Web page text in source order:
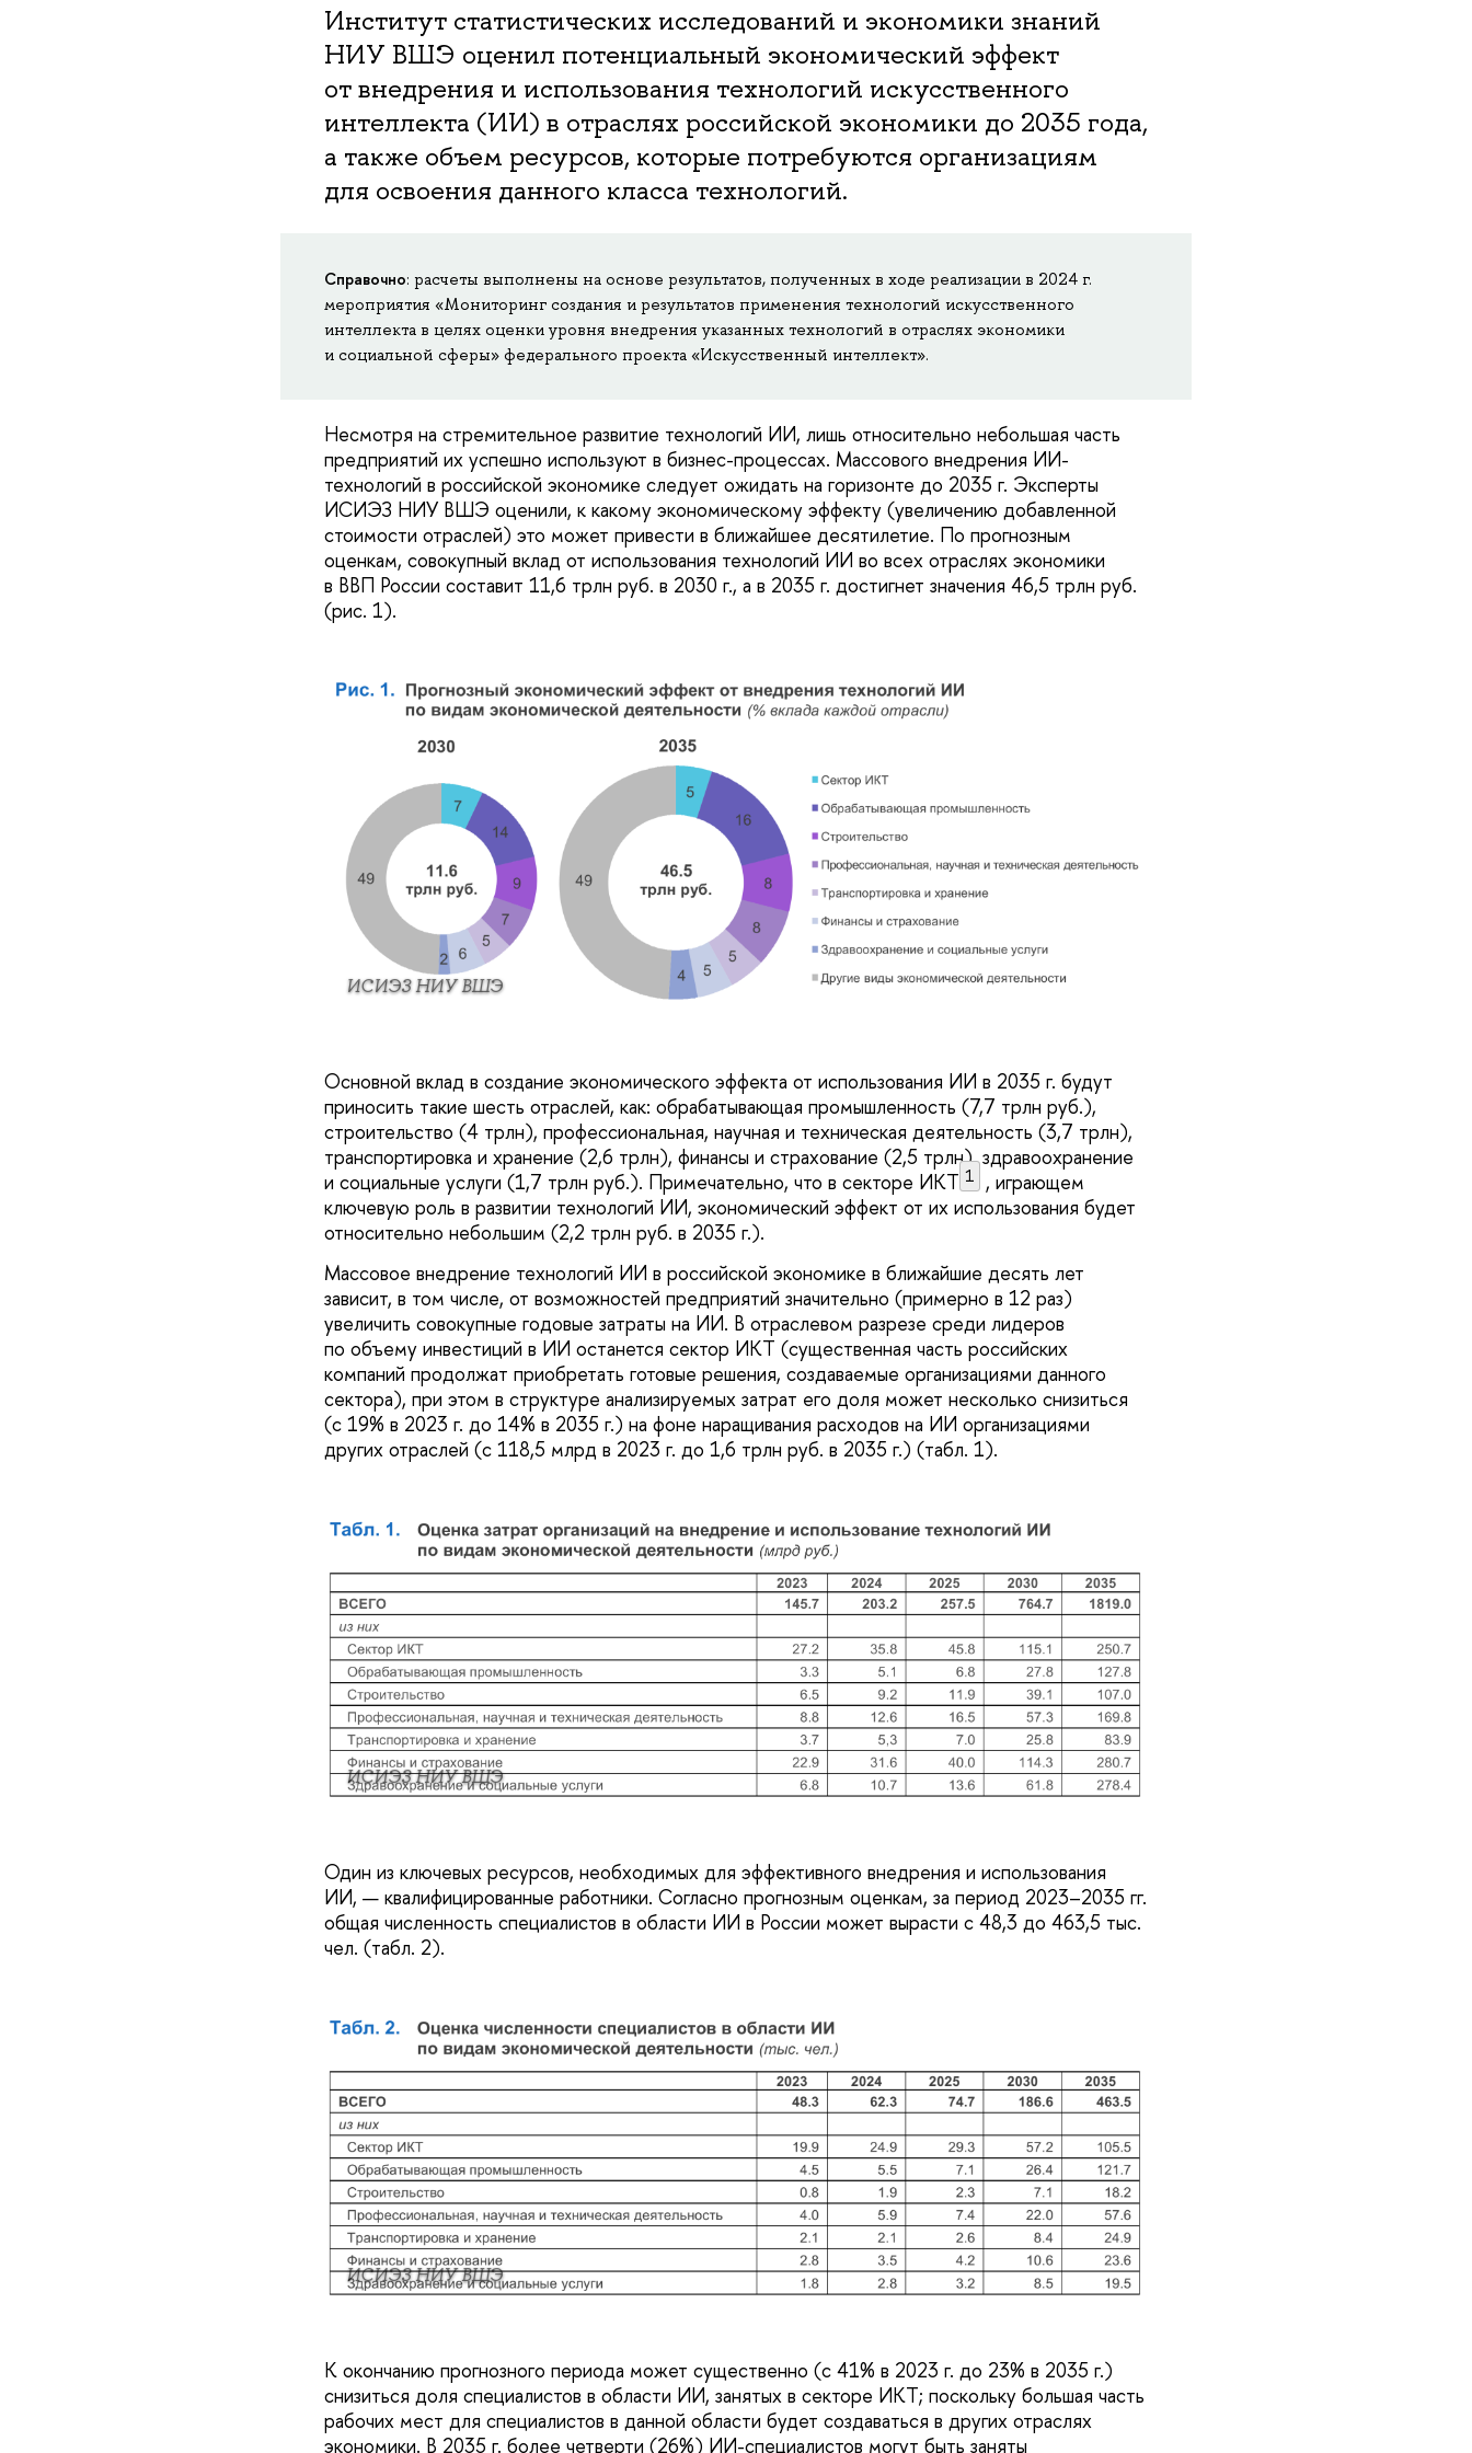
Институт статистических исследований и экономики знаний
НИУ ВШЭ оценил потенциальный экономический эффект
от внедрения и использования технологий искусственного
интеллекта (ИИ) в отраслях российской экономики до 2035 года,
а также объем ресурсов, которые потребуются организациям
для освоения данного класса технологий.
Справочно: расчеты выполнены на основе результатов, полученных в ходе реализации в 2024 г.
мероприятия «Мониторинг создания и результатов применения технологий искусственного
интеллекта в целях оценки уровня внедрения указанных технологий в отраслях экономики
и социальной сферы» федерального проекта «Искусственный интеллект».
Несмотря на стремительное развитие технологий ИИ, лишь относительно небольшая часть
предприятий их успешно используют в бизнес-процессах. Массового внедрения ИИ-
технологий в российской экономике следует ожидать на горизонте до 2035 г. Эксперты
ИСИЭЗ НИУ ВШЭ оценили, к какому экономическому эффекту (увеличению добавленной
стоимости отраслей) это может привести в ближайшее десятилетие. По прогнозным
оценкам, совокупный вклад от использования технологий ИИ во всех отраслях экономики
в ВВП России составит 11,6 трлн руб. в 2030 г., а в 2035 г. достигнет значения 46,5 трлн руб.
(рис. 1).
ИСИЭЗ НИУ ВШЭ
Основной вклад в создание экономического эффекта от использования ИИ в 2035 г. будут
приносить такие шесть отраслей, как: обрабатывающая промышленность (7,7 трлн руб.),
строительство (4 трлн), профессиональная, научная и техническая деятельность (3,7 трлн),
транспортировка и хранение (2,6 трлн), финансы и страхование (2,5 трлн), здравоохранение
и социальные услуги (1,7 трлн руб.). Примечательно, что в секторе ИКТ 1 , играющем
ключевую роль в развитии технологий ИИ, экономический эффект от их использования будет
относительно небольшим (2,2 трлн руб. в 2035 г.).
Массовое внедрение технологий ИИ в российской экономике в ближайшие десять лет
зависит, в том числе, от возможностей предприятий значительно (примерно в 12 раз)
увеличить совокупные годовые затраты на ИИ. В отраслевом разрезе среди лидеров
по объему инвестиций в ИИ останется сектор ИКТ (существенная часть российских
компаний продолжат приобретать готовые решения, создаваемые организациями данного
сектора), при этом в структуре анализируемых затрат его доля может несколько снизиться
(с 19% в 2023 г. до 14% в 2035 г.) на фоне наращивания расходов на ИИ организациями
других отраслей (с 118,5 млрд в 2023 г. до 1,6 трлн руб. в 2035 г.) (табл. 1).
ИСИЭЗ НИУ ВШЭ
Один из ключевых ресурсов, необходимых для эффективного внедрения и использования
ИИ, — квалифицированные работники. Согласно прогнозным оценкам, за период 2023–2035 гг.
общая численность специалистов в области ИИ в России может вырасти с 48,3 до 463,5 тыс.
чел. (табл. 2).
ИСИЭЗ НИУ ВШЭ
К окончанию прогнозного периода может существенно (с 41% в 2023 г. до 23% в 2035 г.)
снизиться доля специалистов в области ИИ, занятых в секторе ИКТ; поскольку большая часть
рабочих мест для специалистов в данной области будет создаваться в других отраслях
экономики. В 2035 г. более четверти (26%) ИИ-специалистов могут быть заняты